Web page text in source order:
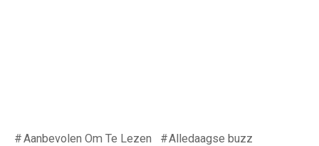
Aanbevolen Om Te Lezen
Alledaagse buzz